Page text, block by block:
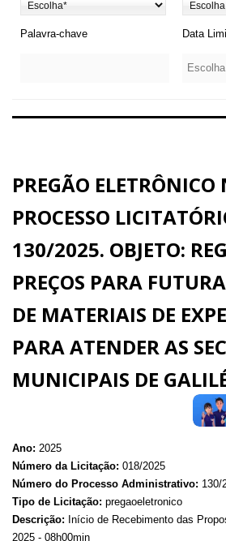
Palavra-chave Data
PREGÃO
PROCESSO
130/2025. OBJETO:
PREÇOS PARA
DE MATERIAIS DE
PARA ATENDER AS
MUNICIPAIS DE
Ano: 2025
Número da Licitação: 018/2025
Número do Processo Administrativo: 130/
Tipo de Licitação: pregaoeletronico
Descrição: Início de Recebimento das
2025 - 08h00min